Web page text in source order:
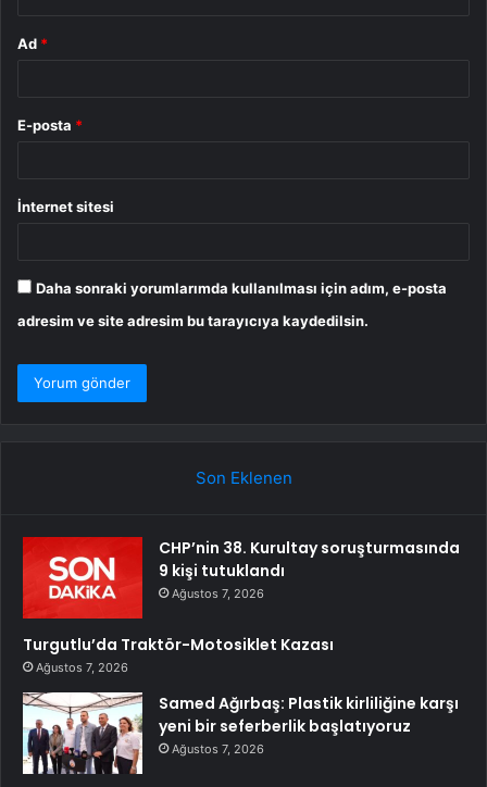
Ad *
E-posta *
İnternet sitesi
Daha sonraki yorumlarımda kullanılması için adım, e-posta
adresim ve site adresim bu tarayıcıya kaydedilsin.
Son Eklenen
CHP’nin 38. Kurultay soruşturmasında
9 kişi tutuklandı
Ağustos 7, 2026
Turgutlu’da Traktör-Motosiklet Kazası
Ağustos 7, 2026
Samed Ağırbaş: Plastik kirliliğine karşı
yeni bir seferberlik başlatıyoruz
Ağustos 7, 2026